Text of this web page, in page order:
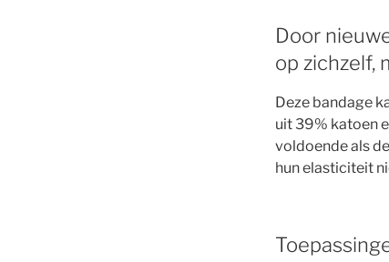
Door
op zichzelf,
Deze bandage
uit 39% katoen
voldoende als
hun elasticiteit